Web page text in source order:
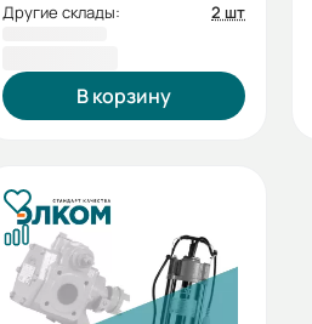
Другие склады:
2 шт
В корзину